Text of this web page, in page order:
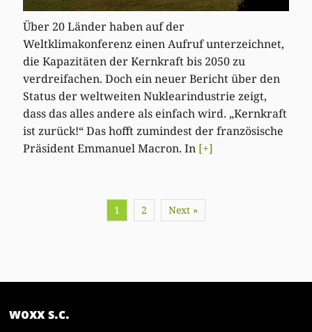
Über 20 Länder haben auf der
Weltklimakonferenz einen Aufruf unterzeichnet,
die Kapazitäten der Kernkraft bis 2050 zu
verdreifachen. Doch ein neuer Bericht über den
Status der weltweiten Nuklearindustrie zeigt,
dass das alles andere als einfach wird. „Kernkraft
ist zurück!“ Das hofft zumindest der französische
Präsident Emmanuel Macron. In [+]
1 2 Next »
woxx s.c.